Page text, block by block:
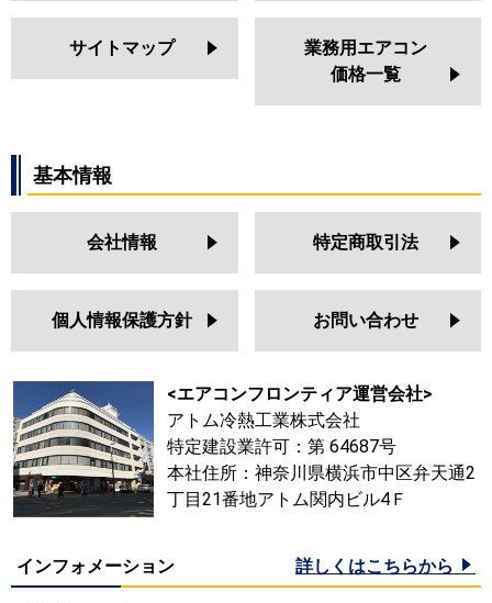
サイトマップ
業務用エアコン
価格一覧
基本情報
会社情報 特定商取引法
個人情報保護方針 お問い合わせ
<エアコンフロンティア運営会社>
アトム冷熱工業株式会社
特定建設業許可：第 64687号
本社住所：神奈川県横浜市中区弁天通2
丁目21番地アトム関内ビル4Ｆ
インフォメーション 詳しくはこちらから